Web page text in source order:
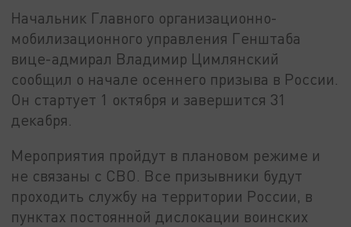
Начальник Главного организационно-
мобилизационного управления Генштаба
вице-адмирал Владимир Цимлянский
сообщил о начале осеннего призыва в России.
Он стартует 1 октября и завершится 31
декабря.
Мероприятия пройдут в плановом режиме и
не связаны с СВО. Все призывники будут
проходить службу на территории России, в
пунктах постоянной дислокации воинских